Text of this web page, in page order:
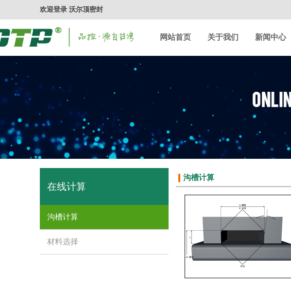
欢迎登录 沃尔顶密封
网站首页 关于我们 新闻中心
在线计算
沟槽计算
材料选择
沟槽计算